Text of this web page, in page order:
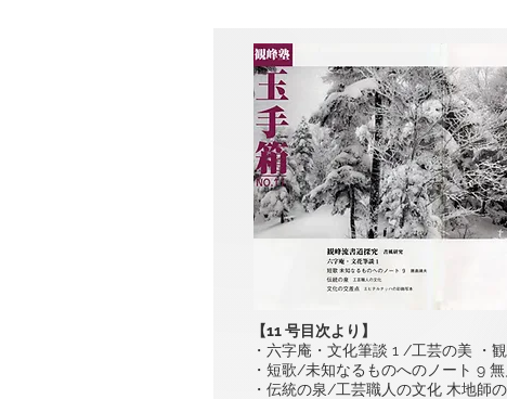
【11 号目次より】
・六字庵・文化筆談 1 /工芸の美 ・
・短歌/未知なるものへのノート 9 無
・伝統の泉/工芸職人の文化 木地師